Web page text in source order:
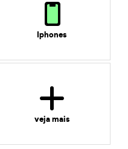
Iphones
veja mais